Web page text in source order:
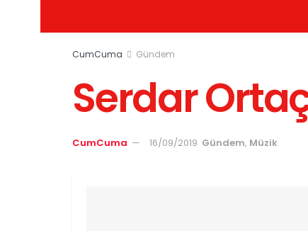
CumCuma Gündem
Serdar
CumCuma 16/09/2019 Gündem, Müzik